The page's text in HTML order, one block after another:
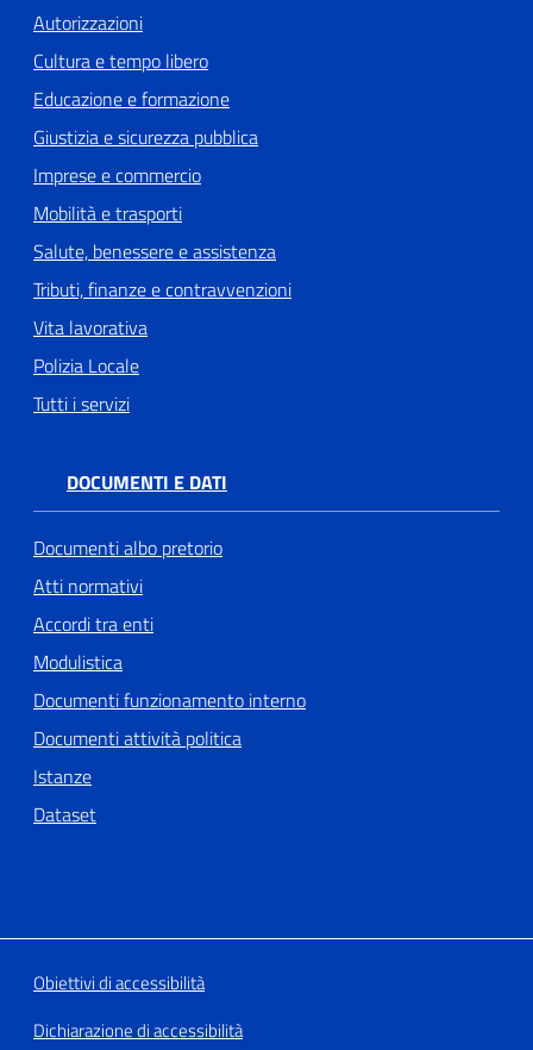
Autorizzazioni
Cultura e tempo libero
Educazione e formazione
Giustizia e sicurezza pubblica
Imprese e commercio
Mobilità e trasporti
Salute, benessere e assistenza
Tributi, finanze e contravvenzioni
Vita lavorativa
Polizia Locale
Tutti i servizi
DOCUMENTI E DATI
Documenti albo pretorio
Atti normativi
Accordi tra enti
Modulistica
Documenti funzionamento interno
Documenti attività politica
Istanze
Dataset
Obiettivi di accessibilità
Dichiarazione di accessibilità